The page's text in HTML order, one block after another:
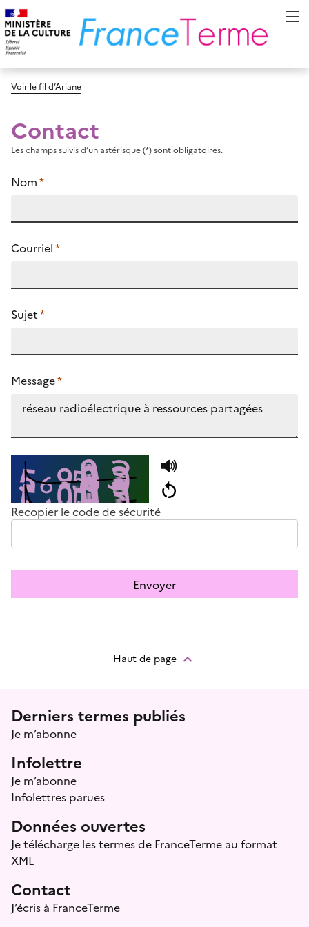
Voir le fil d’Ariane
Contact
Les champs suivis d’un astérisque (*) sont obligatoires.
Nom*
Courriel*
Sujet*
Message*
Recopier le code de sécurité
Envoyer
Haut de page
Menu prefooter
Derniers termes publiés
Je m’abonne
Infolettre
Je m’abonne
Infolettres parues
Données ouvertes
Je télécharge les termes de FranceTerme au format
XML
Contact
J’écris à FranceTerme